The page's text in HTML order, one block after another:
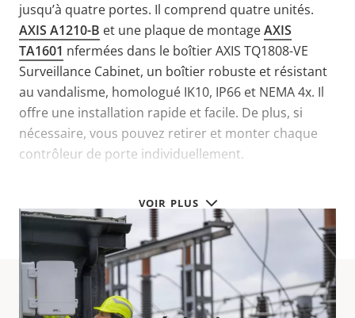
VOIR PLUS
jusqu’à quatre portes. Il comprend quatre unités.
AXIS A1210-B et une plaque de montageAXIS
TA1601 nfermées dans le boîtier AXIS TQ1808-VE
Surveillance Cabinet, un boîtier robuste et résistant
au vandalisme, homologué IK10, IP66 et NEMA 4x. Il
offre une installation rapide et facile. De plus, si
nécessaire, vous pouvez retirer et monter chaque
contrôleur de porte individuellement.